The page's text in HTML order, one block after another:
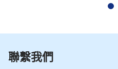
聯繫我們